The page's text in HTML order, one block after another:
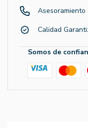
Asesoramiento
Calidad
Somos de